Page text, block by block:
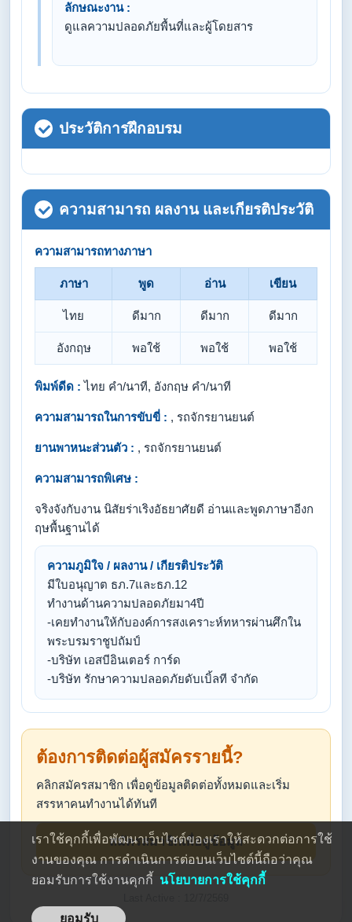
ลักษณะงาน :
ดูแลความปลอดภัยพื้นที่และผู้โดยสาร
ประวัติการฝึกอบรม
ความสามารถ ผลงาน และเกียรติประวัติ
ความสามารถทางภาษา
ภาษา พูด อ่าน เขียน
ไทย ดีมาก ดีมาก ดีมาก
อังกฤษ พอใช้ พอใช้ พอใช้
พิมพ์ดีด : ไทย คำ/นาที, อังกฤษ คำ/นาที
ความสามารถในการขับขี่ : , รถจักรยานยนต์
ยานพาหนะส่วนตัว : , รถจักรยานยนต์
ความสามารถพิเศษ :
จริงจังกับงาน นิสัยร่าเริงอัธยาศัยดี อ่านและพูดภาษาอีงก
ฤษพื้นฐานได้
ความภูมิใจ / ผลงาน / เกียรติประวัติ
มีใบอนุญาต ธภ.7และธภ.12
ทำงานด้านความปลอดภัยมา4ปี
-เคยทำงานให้กับองค์การสงเคราะห์ทหารผ่านศึกใน
พระบรมราชูปถัมป์
-บริษัท เอสบีอินเตอร์ การ์ด
-บริษัท รักษาความปลอดภัยดับเบิ้ลที จำกัด
ต้องการติดต่อผู้สมัครรายนี้?
คลิกสมัครสมาชิก เพื่อดูข้อมูลติดต่อทั้งหมดและเริ่ม
สรรหาคนทำงานได้ทันที
สมัครสมาชิกเพื่อดูข้อมูล
เราใช้คุกกี้เพื่อพัฒนาเว็บไซต์ของเราให้สะดวกต่อการใช้
งานของคุณ การดำเนินการต่อบนเว็บไซต์นี้ถือว่าคุณ
ยอมรับการใช้งานคุกกี้ นโยบายการใช้คุกกี้